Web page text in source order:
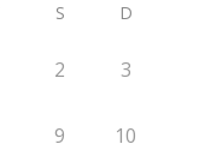
S D
2 3
9 10